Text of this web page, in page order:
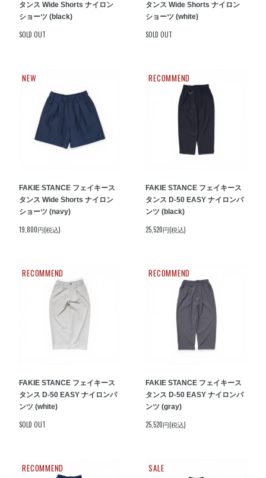
タンス Wide Shorts ナイロン
ショーツ (black)
SOLD OUT
タンス Wide Shorts ナイロン
ショーツ (white)
SOLD OUT
NEW
FAKIE STANCE フェイキース
タンス Wide Shorts ナイロン
ショーツ (navy)
19,800円(税込)
RECOMMEND
FAKIE STANCE フェイキース
タンス D-50 EASY ナイロンパ
ンツ (black)
25,520円(税込)
RECOMMEND
FAKIE STANCE フェイキース
タンス D-50 EASY ナイロンパ
ンツ (white)
SOLD OUT
RECOMMEND
FAKIE STANCE フェイキース
タンス D-50 EASY ナイロンパ
ンツ (gray)
25,520円(税込)
RECOMMEND SALE